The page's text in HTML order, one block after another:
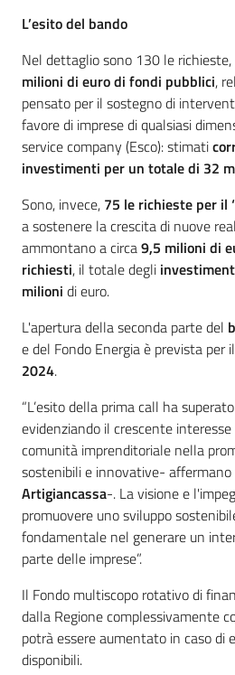
L’esito del bando
Nel dettaglio sono 130 le
milioni di euro di fondi pubblici,
pensato per il sostegno di
favore di imprese di qualsiasi
service company (Esco): stimati
investimenti per un totale di 32
Sono, invece, 75 le richieste per il
a sostenere la crescita di nuove
ammontano a circa9,5 milioni di
richiesti, il totale degli
milioni di euro.
L'apertura della seconda parte del
e del Fondo Energia è prevista per
2024.
“L’esito della prima call ha
evidenziando il crescente
comunità imprenditoriale nella
sostenibili e innovative- affermano
Artigiancassa-. La visione e
promuovere uno sviluppo
fondamentale nel generare un
parte delle imprese”.
Il Fondo multiscopo rotativo di
dalla Regione complessivamente
potrà essere aumentato in caso di
disponibili.